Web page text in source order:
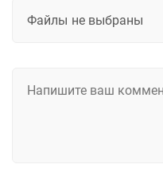
Файлы не выбраны